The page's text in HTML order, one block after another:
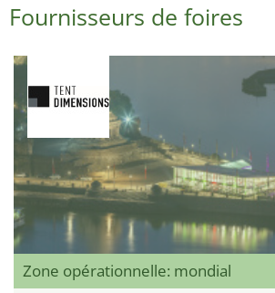
Fournisseurs de foires
Zone opérationnelle: mondial